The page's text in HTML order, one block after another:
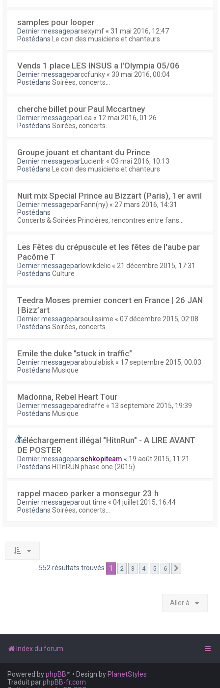
samples pour looper
Dernier messageparsexymf « 31 mai 2016, 12:47
Postédans
Le coin des musiciens et chanteurs
Vends 1 place LES INSUS a l'Olympia 05/06
Dernier messageparccfunky « 30 mai 2016, 00:04
Postédans Soirées, concerts...
cherche billet pour Paul Mccartney
Dernier messagepar Lea « 12 mai 2016, 01:26
Postédans Soirées, concerts...
Groupe jouant et chantant du Prince
Dernier messagepar Lucienlr « 03 mai 2016, 10:13
Postédans
Le coin des musiciens et chanteurs
Nuit mix Special Prince au Bizzart (Paris), 1er avril
Dernier messageparFann(ny) « 27 mars 2016, 14:31
Postédans
Concerts & Soirées Princières, rencontres entre fans...
Les Fêtes du crépuscule et les fêtes de l'aube par
Pacôme T
Dernier messageparlowikdelic « 21 décembre 2015, 17:31
Postédans Culture
Teedra Moses premier concert en France | 26 JAN
| Bizz’art
Dernier messageparsoulissime « 07 décembre 2015, 02:08
Postédans Soirées, concerts...
Emile the duke "stuck in traffic"
Dernier messageparaboulabisk « 17 septembre 2015, 00:03
Postédans Musique
Madonna, Rebel Heart Tour
Dernier messageparedraffe « 13 septembre 2015, 19:39
Postédans Musique
Téléchargement illégal "HitnRun" - A LIRE AVANT
DE POSTER
Dernier messageparschkopiteam « 19 août 2015, 11:21
Postédans HITnRUN phase one (2015)
rappel maceo parker a monsegur 23 h
Dernier messageparout time « 04 juillet 2015, 16:44
Postédans Soirées, concerts...
552 résultats trouvés 1 2 3 4 5 6
Aller à
Index du forum
Powered byphpBB™ • Design by PlanetStyles
Traduit parphpBB-fr.com